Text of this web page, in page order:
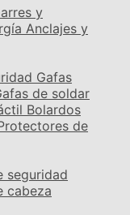
y
Anclajes y
Gafas
de soldar
Bolardos
de
seguridad
cabeza